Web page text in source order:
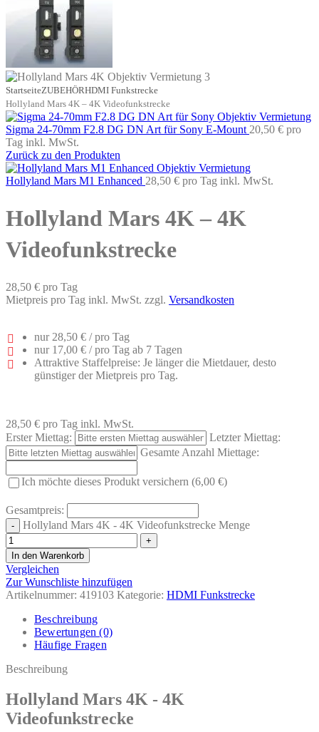
StartseiteZUBEHÖRHDMI Funkstrecke
Hollyland Mars 4K – 4K Videofunkstrecke
Sigma 24-70mm F2.8 DG DN Art für Sony E-Mount 20,50 € pro
Tag inkl. MwSt.
Zurück zu den Produkten
Hollyland Mars M1 Enhanced 28,50 € pro Tag inkl. MwSt.
Hollyland Mars 4K – 4K
Videofunkstrecke
28,50 € pro Tag
Mietpreis pro Tag inkl. MwSt. zzgl. Versandkosten
nur 28,50 € / pro Tag
nur 17,00 € / pro Tag ab 7 Tagen
Attraktive Staffelpreise: Je länger die Mietdauer, desto
günstiger der Mietpreis pro Tag.
28,50 € pro Tag inkl. MwSt.
Erster Miettag:
Letzter Miettag:
Gesamte Anzahl Miettage:
Ich möchte dieses Produkt versichern (6,00 €)
Gesamtpreis:
Hollyland Mars 4K - 4K Videofunkstrecke Menge
In den Warenkorb
Vergleichen
Zur Wunschliste hinzufügen
Artikelnummer: 419103 Kategorie: HDMI Funkstrecke
Beschreibung
Bewertungen (0)
Häufige Fragen
Beschreibung
Hollyland Mars 4K - 4K
Videofunkstrecke